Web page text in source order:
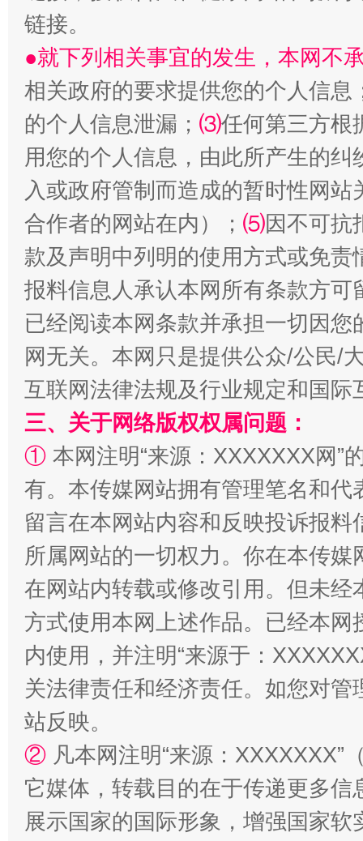
镜头丨大暑三秋近 山西：
如何以同查同治破解风腐交织难题 养老服
一颗心始终滚烫 还
链接。
●就下列相关事宜的发生，本网不
相关政府的要求提供您的个人信息
的个人信息泄漏； ⑶任何第三方根
用您的个人信息，由此所产生的纠
入或政府管制而造成的暂时性网
合作者的网站在内）； ⑸因不可抗
款及声明中列明的使用方式或免责
报料信息人承认本网所有条款方
已经阅读本网条款并承担一切因
网无关。本网只是提供公众/公民/
互联网法律法规及行业规定和国
三、关于网络版权权属问题：
① 本网注明“来源：XXXXXXX网”
有。本传媒网站拥有管理笔名和
留言在本网站内容和反映投诉报
所属网站的一切权力。你在本传
在网站内转载或修改引用。但未
方式使用本网上述作品。已经本
内使用，并注明“来源于：
关法律责任和经济责任。如您对
站反映。
② 凡本网注明“来源：
它媒体，转载目的在于传递更多
展示国家的国际形象，增强国家